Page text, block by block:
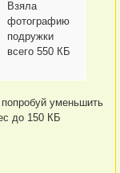
Взяла
фотографию
подружки
всего 550 КБ
уменьшить
до 150 КБ